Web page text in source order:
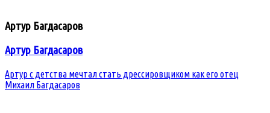
Артур Багдасаров
Артур Багдасаров
Артур с детства мечтал стать дрессировщиком как его отец
Михаил Багдасаров